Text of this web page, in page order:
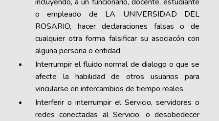
o empleado de LA UNIVERSIDAD DEL
ROSARIO, hacer declaraciones falsas o de
cualquier otra forma falsificar su asociacón con
alguna persona o entidad.
Interrumpir el fluido normal de dialogo o que se
afecte la habilidad de otros usuarios para
vincularse en intercambios de tiempo reales.
Interferir o interrumpir el Servicio, servidores o
redes conectadas al Servicio, o desobedecer